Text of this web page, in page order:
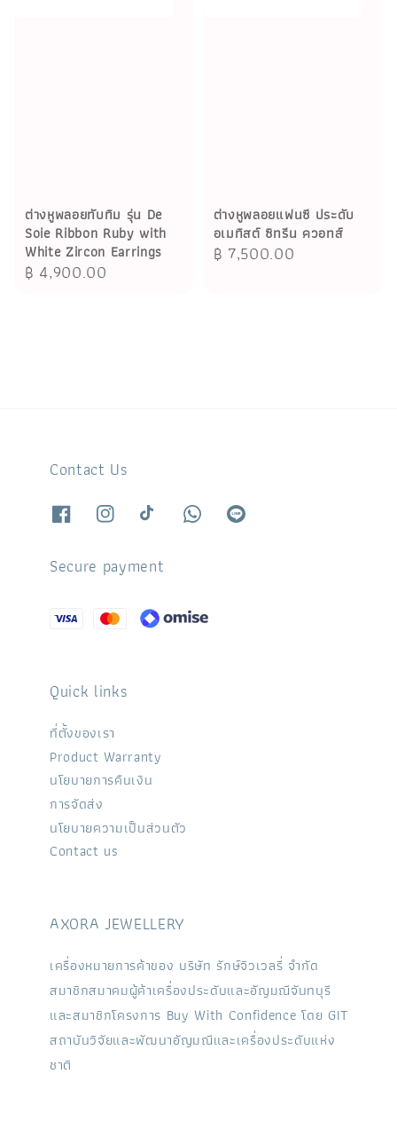
ต่างหูพลอยทับทิม รุ่น De
Soie Ribbon Ruby with
White Zircon Earrings
Regular
฿ 4,900.00
ต่างหูพลอยแฟนซี ประดับ
อเมทิสต์ ซิทรีน ควอทส์
Regular
฿ 7,500.00
Contact Us
Secure payment
Quick links
ที่ตั้งของเรา
Product Warranty
นโยบายการคืนเงิน
การจัดส่ง
นโยบายความเป็นส่วนตัว
Contact us
AXORA JEWELLERY
เครื่องหมายการค้าของ บริษัท รักษ์จิวเวลรี่ จำกัด
สมาชิกสมาคมผู้ค้าเครื่องประดับและอัญมณีจันทบุรี
และสมาชิกโครงการ Buy With Confidence โดย GIT
สถาบันวิจัยและพัฒนาอัญมณีและเครื่องประดับแห่ง
ชาติ